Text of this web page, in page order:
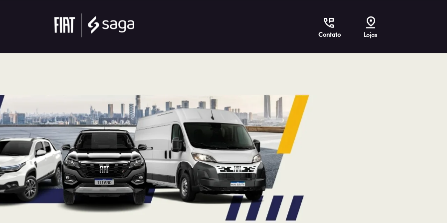
Contato Lojas